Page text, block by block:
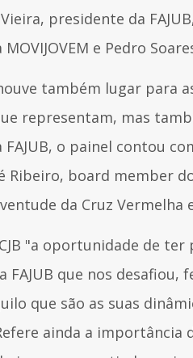
presidente da
e Pedro
também lugar para
representam, mas
o painel contou
Ribeiro, board member
da Cruz Vermelha
"a oportunidade de
FAJUB que nos
que são as suas
ainda a importância